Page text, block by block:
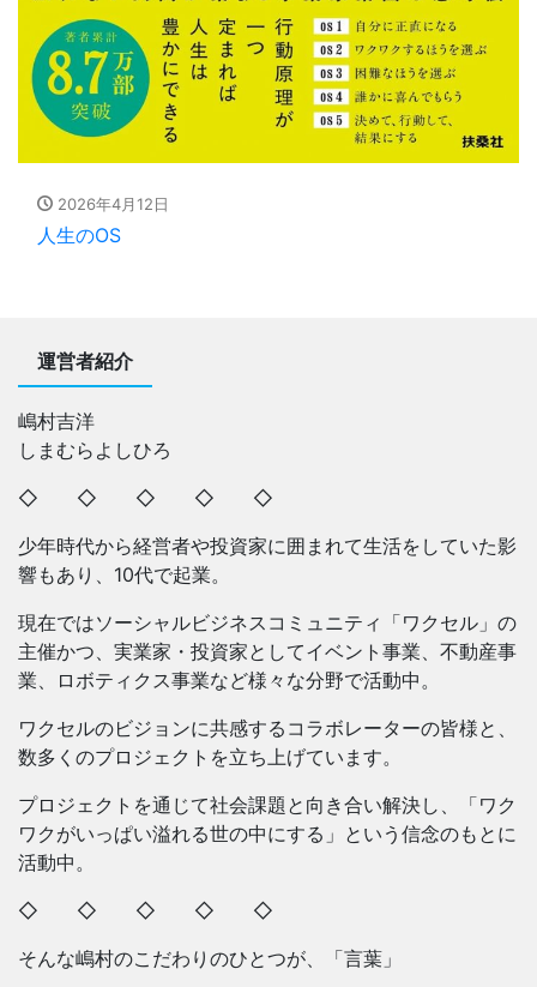
2026年4月12日
人生のOS
運営者紹介
嶋村吉洋
しまむらよしひろ
◇ ◇ ◇ ◇ ◇
少年時代から経営者や投資家に囲まれて生活をしていた影
響もあり、10代で起業。
現在ではソーシャルビジネスコミュニティ「ワクセル」の
主催かつ、実業家・投資家としてイベント事業、不動産事
業、ロボティクス事業など様々な分野で活動中。
ワクセルのビジョンに共感するコラボレーターの皆様と、
数多くのプロジェクトを立ち上げています。
プロジェクトを通じて社会課題と向き合い解決し、「ワク
ワクがいっぱい溢れる世の中にする」という信念のもとに
活動中。
◇ ◇ ◇ ◇ ◇
そんな嶋村のこだわりのひとつが、「言葉」